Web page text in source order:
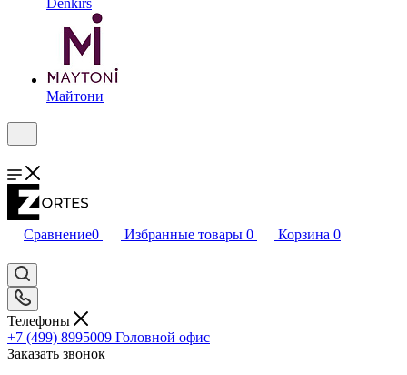
Denkirs
Майтони
Сравнение0 Избранные товары 0 Корзина 0
Телефоны
+7 (499) 8995009 Головной офис
Заказать звонок